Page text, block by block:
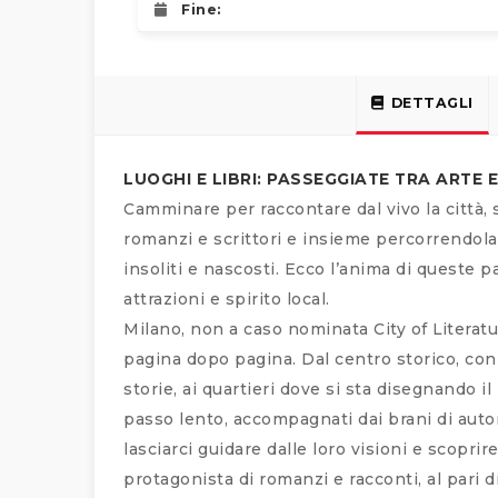
Fine:
DETTAGLI
LUOGHI E LIBRI: PASSEGGIATE TRA ARTE
Camminare per raccontare dal vivo la
romanzi e scrittori e insieme
insoliti e nascosti. Ecco l’anima di queste
attrazioni e spirito local.
Milano, non a caso nominata City of
pagina dopo pagina. Dal centro storico,
storie, ai quartieri dove si sta disegnando
passo lento, accompagnati dai brani di
lasciarci guidare dalle loro visioni e
protagonista di romanzi e racconti, al pari